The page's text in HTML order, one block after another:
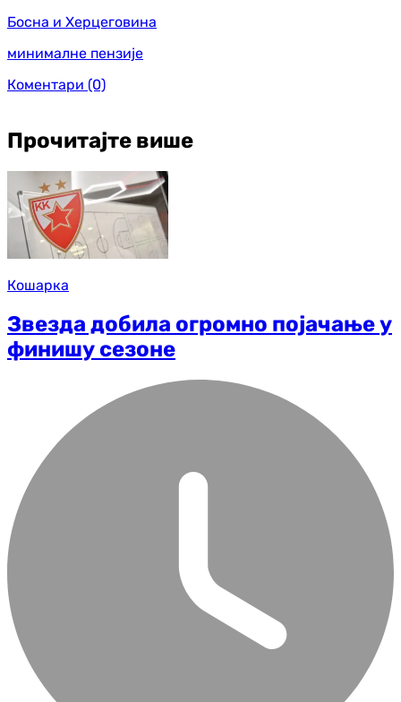
Босна и Херцеговина
минималне пензије
Коментари (0)
Прочитајте више
Кошарка
Звезда добила огромно појачање у
финишу сезоне